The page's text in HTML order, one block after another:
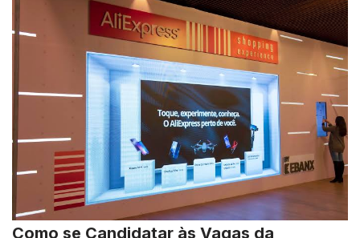
Como se Candidatar às Vagas da